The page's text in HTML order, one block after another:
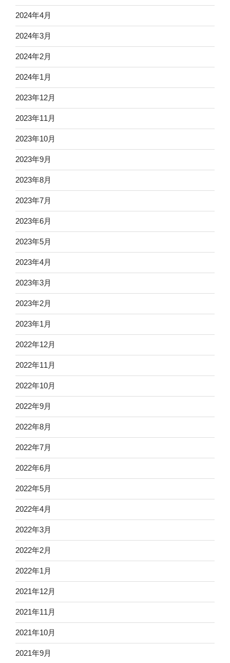
2024年4月
2024年3月
2024年2月
2024年1月
2023年12月
2023年11月
2023年10月
2023年9月
2023年8月
2023年7月
2023年6月
2023年5月
2023年4月
2023年3月
2023年2月
2023年1月
2022年12月
2022年11月
2022年10月
2022年9月
2022年8月
2022年7月
2022年6月
2022年5月
2022年4月
2022年3月
2022年2月
2022年1月
2021年12月
2021年11月
2021年10月
2021年9月